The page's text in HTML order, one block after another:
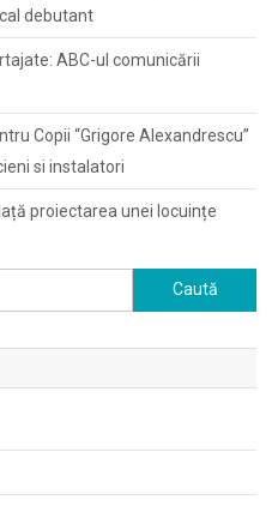
debutant
ABC-ul comunicării
Copii “Grigore Alexandrescu”
si instalatori
proiectarea unei locuințe
Caută
după: